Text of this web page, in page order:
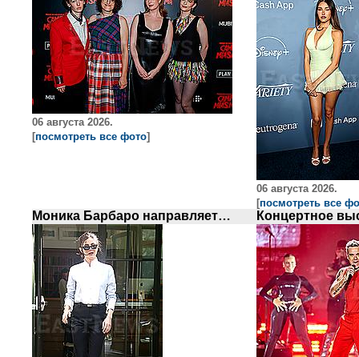
06 августа 2026.
[посмотреть все фото]
06 августа 2026.
[посмотреть все
Моника Барбаро направляется на съемки телешоу